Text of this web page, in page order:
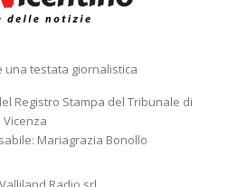
una testata giornalistica
Registro Stampa del Tribunale di
Vicenza
Mariagrazia Bonollo